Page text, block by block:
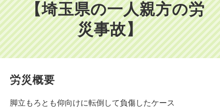
会社概要
お問い合わせ
会員メニュー
【埼玉県の一人親方の労
災事故】
労災概要
脚立もろとも仰向けに転倒して負傷したケース